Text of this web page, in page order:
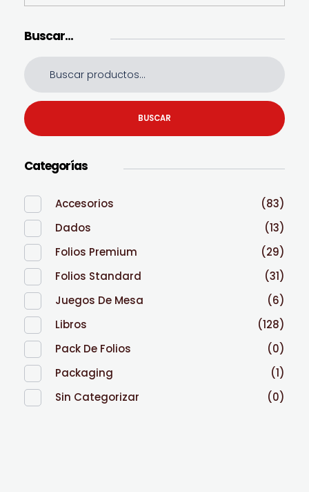
Buscar…
BUSCAR
Categorías
Accesorios
(83)
Dados
(13)
Folios Premium
(29)
Folios Standard
(31)
Juegos De Mesa
(6)
Libros
(128)
Pack De Folios
(0)
Packaging
(1)
Sin Categorizar
(0)